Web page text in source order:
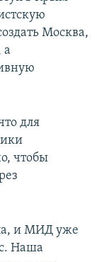
Москва,
а
для
чтобы
и МИД уже
Наша